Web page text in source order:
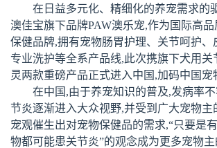
在日益多元化、精细化的养宠需求的
澳佳宝旗下品牌PAW澳乐宠,作为国际高
保健品牌,拥有宠物肠胃护理、关节呵护、
专业洗护等全系产品线,此次携旗下犬用关
灵两款重磅产品正式进入中国,加码中国宠
在中国,由于养宠知识的普及,发病率
节炎逐渐进入大众视野,并受到广大宠物主
宠观催生出对宠物保健品的需求,“只要是
物都可能患关节炎”的观念成为更多宠物